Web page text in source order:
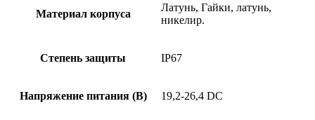
Материал корпуса
Латунь, Гайки, латунь,
никелир.
Степень защиты IP67
Напряжение питания (В) 19,2-26,4 DC